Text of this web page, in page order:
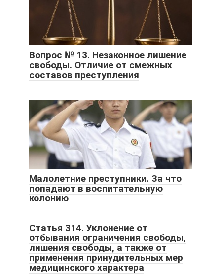
Вопрос № 13. Незаконное лишение
свободы. Отличие от смежных
составов преступления
Малолетние преступники. За что
попадают в воспитательную
колонию
Статья 314. Уклонение от
отбывания ограничения свободы,
лишения свободы, а также от
применения принудительных мер
медицинского характера